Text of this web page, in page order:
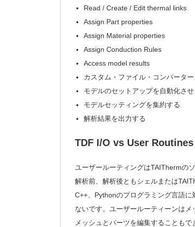
Read / Create / Edit thermal links
Assign Part properties
Assign Material properties
Assign Conduction Rules
Access model results
カスタム・ファイル・コンバータ
モデルのセットアップを自動化させ
モデルセッティングを集約する
解析結果を出力する
TDF I/O vs User Routines
ユーザールーティングはTAIThermの
解析前、解析後ともシェルまたは
C++、Pythonのプログラミング言語
ないです。ユーザールーティーンは
メッシュとパーツを編集することもで